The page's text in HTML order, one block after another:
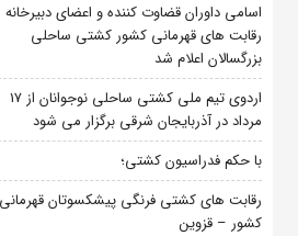
اسامی داوران قضاوت کننده و اعضای دبیرخانه
رقابت های قهرمانی کشور کشتی ساحلی
بزرگسالان اعلام شد
اردوی تیم ملی کشتی ساحلی نوجوانان از 17
مرداد در آذربایجان شرقی برگزار می شود
با حکم فدراسیون کشتی؛
رقابت های کشتی فرنگی پیشکسوتان قهرمانی
کشور – قزوین